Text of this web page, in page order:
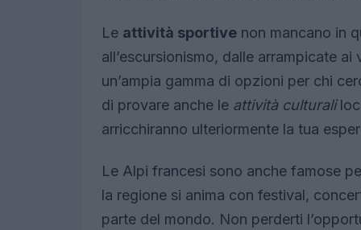
Le attività sportive non mancano in
all’escursionismo, dalle arrampicate
un’ampia gamma di opzioni per chi
di provare anche le attività culturali
arricchiranno ulteriormente la tua
Le Alpi francesi sono anche famose
la regione si anima con festival,
parte del mondo. Non perderti